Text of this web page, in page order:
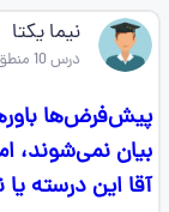
نیما یکتا
درس 10 منطق دهم
پیش‌فرض‌ها
بیان نمی‌شوند،
آقا این درسته یا